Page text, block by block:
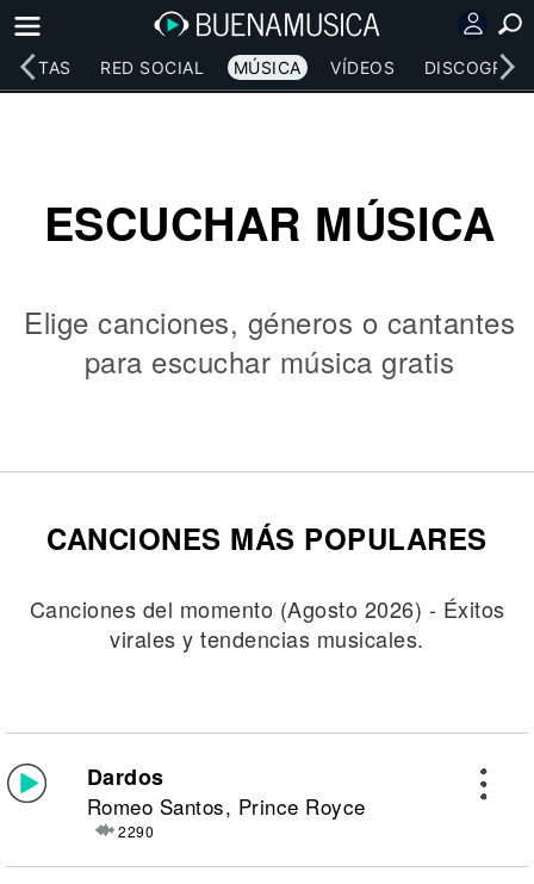
RED SOCIAL MÚSICA VÍDEOS
ESCUCHAR MÚSICA
Elige canciones, géneros o cantantes
para escuchar música gratis
CANCIONES MÁS POPULARES
Canciones del momento (Agosto 2026) - Éxitos
virales y tendencias musicales.
Dardos
Romeo Santos, Prince Royce
2290